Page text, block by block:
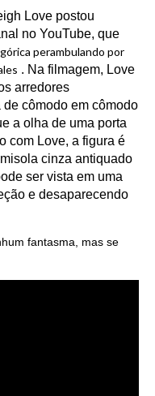
Love postou
no YouTube, que
perambulando por
. Na filmagem, Love
arredores
cômodo em cômodo
a olha de uma porta
com Love, a figura é
cinza antiquado
ser vista em uma
e desaparecendo
fantasma, mas se